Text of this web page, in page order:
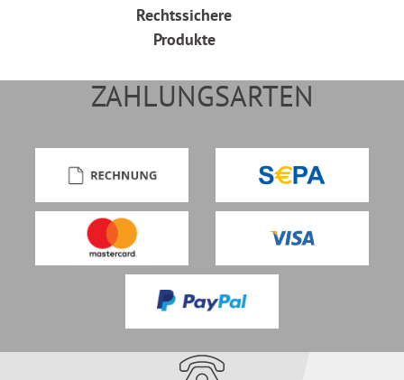
Rechtssichere
Produkte
ZAHLUNGSARTEN